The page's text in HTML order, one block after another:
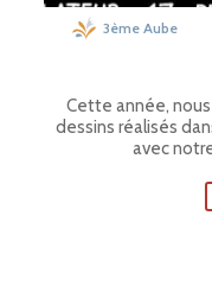
3ème Aube
Cette année,
dessins réalisés
avec